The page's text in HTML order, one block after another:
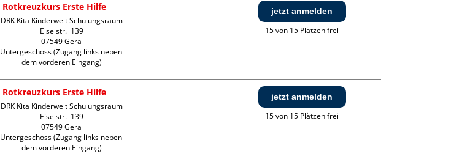
Rotkreuzkurs Erste Hilfe
DRK Kita Kinderwelt Schulungsraum
Eiselstr.  139
07549 Gera
Untergeschoss (Zugang links neben
dem vorderen Eingang)
jetzt anmelden
15 von 15 Plätzen frei
Rotkreuzkurs Erste Hilfe
DRK Kita Kinderwelt Schulungsraum
Eiselstr.  139
07549 Gera
Untergeschoss (Zugang links neben
dem vorderen Eingang)
jetzt anmelden
15 von 15 Plätzen frei